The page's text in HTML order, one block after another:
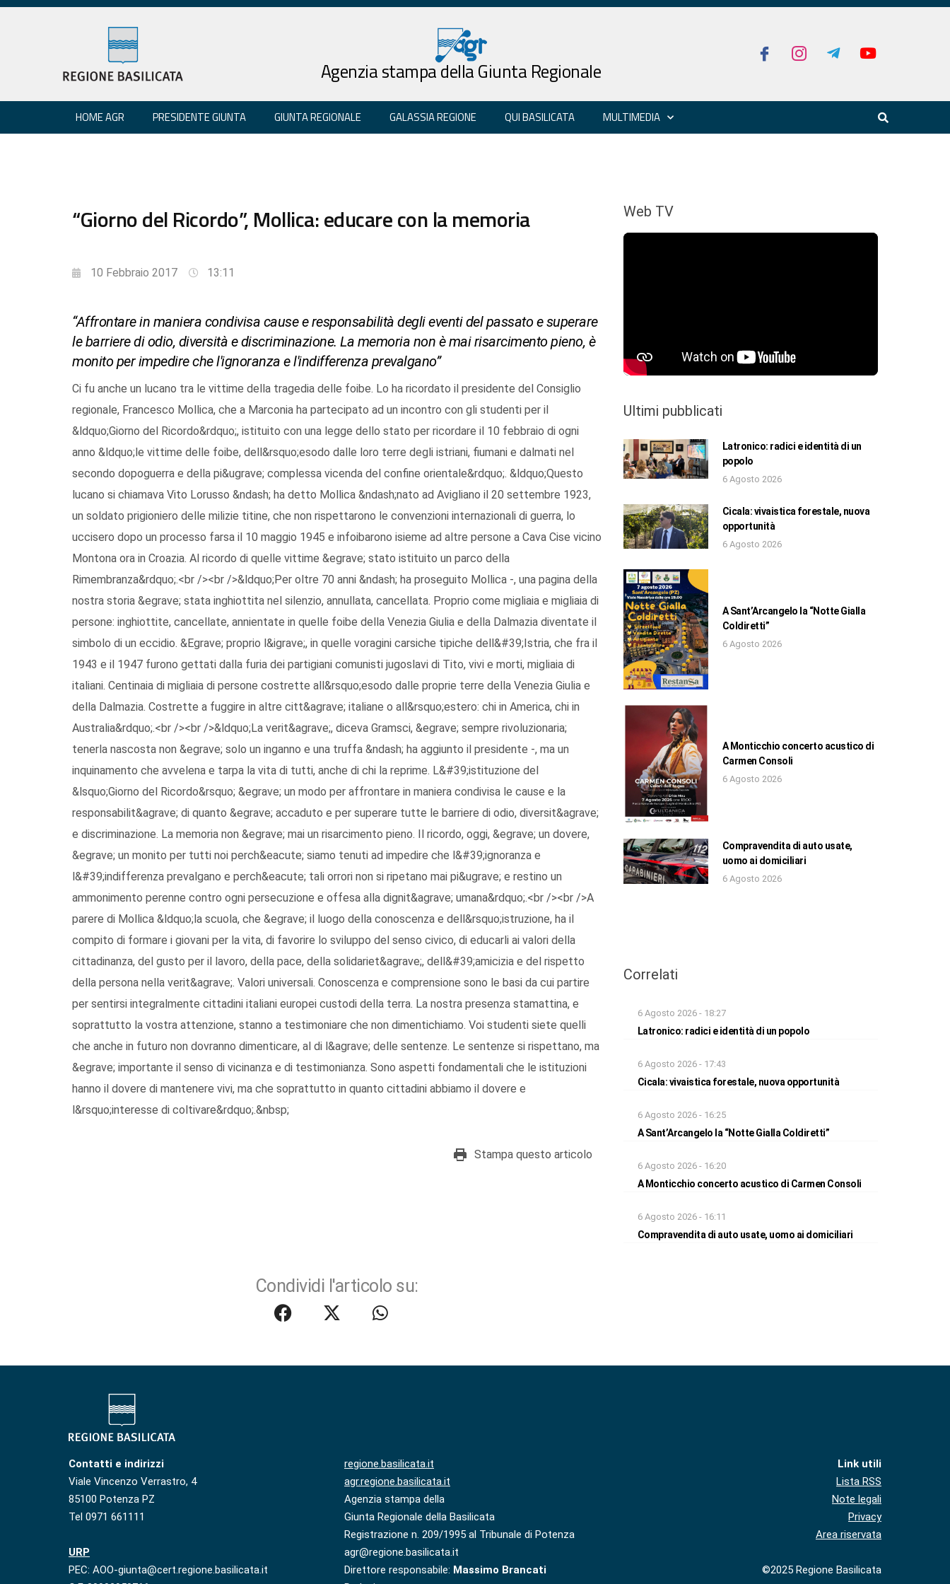
Agenzia stampa della Giunta Regionale
HOME AGR PRESIDENTE GIUNTA GIUNTA REGIONALE GALASSIA REGIONE QUI BASILICATA MULTIMEDIA
“Giorno del Ricordo”, Mollica: educare con la memoria
10 Febbraio 2017 13:11
“Affrontare in maniera condivisa cause e responsabilità degli eventi del passato e superare
le barriere di odio, diversità e discriminazione. La memoria non è mai risarcimento pieno, è
monito per impedire che l'ignoranza e l'indifferenza prevalgano”
Ci fu anche un lucano tra le vittime della tragedia delle foibe. Lo ha ricordato il presidente del Consiglio
regionale, Francesco Mollica, che a Marconia ha partecipato ad un incontro con gli studenti per il
&ldquo;Giorno del Ricordo&rdquo;, istituito con una legge dello stato per ricordare il 10 febbraio di ogni
anno &ldquo;le vittime delle foibe, dell&rsquo;esodo dalle loro terre degli istriani, fiumani e dalmati nel
secondo dopoguerra e della pi&ugrave; complessa vicenda del confine orientale&rdquo;. &ldquo;Questo
lucano si chiamava Vito Lorusso &ndash; ha detto Mollica &ndash;nato ad Avigliano il 20 settembre 1923,
un soldato prigioniero delle milizie titine, che non rispettarono le convenzioni internazionali di guerra, lo
uccisero dopo un processo farsa il 10 maggio 1945 e infoibarono isieme ad altre persone a Cava Cise vicino
Montona ora in Croazia. Al ricordo di quelle vittime &egrave; stato istituito un parco della
Rimembranza&rdquo;.<br /><br />&ldquo;Per oltre 70 anni &ndash; ha proseguito Mollica -, una pagina della
nostra storia &egrave; stata inghiottita nel silenzio, annullata, cancellata. Proprio come migliaia e migliaia di
persone: inghiottite, cancellate, annientate in quelle foibe della Venezia Giulia e della Dalmazia diventate il
simbolo di un eccidio. &Egrave; proprio l&igrave;, in quelle voragini carsiche tipiche dell&#39;Istria, che fra il
1943 e il 1947 furono gettati dalla furia dei partigiani comunisti jugoslavi di Tito, vivi e morti, migliaia di
italiani. Centinaia di migliaia di persone costrette all&rsquo;esodo dalle proprie terre della Venezia Giulia e
della Dalmazia. Costrette a fuggire in altre citt&agrave; italiane o all&rsquo;estero: chi in America, chi in
Australia&rdquo;.<br /><br />&ldquo;La verit&agrave;, diceva Gramsci, &egrave; sempre rivoluzionaria;
tenerla nascosta non &egrave; solo un inganno e una truffa &ndash; ha aggiunto il presidente -, ma un
inquinamento che avvelena e tarpa la vita di tutti, anche di chi la reprime. L&#39;istituzione del
&lsquo;Giorno del Ricordo&rsquo; &egrave; un modo per affrontare in maniera condivisa le cause e la
responsabilit&agrave; di quanto &egrave; accaduto e per superare tutte le barriere di odio, diversit&agrave;
e discriminazione. La memoria non &egrave; mai un risarcimento pieno. Il ricordo, oggi, &egrave; un dovere,
&egrave; un monito per tutti noi perch&eacute; siamo tenuti ad impedire che l&#39;ignoranza e
l&#39;indifferenza prevalgano e perch&eacute; tali orrori non si ripetano mai pi&ugrave; e restino un
ammonimento perenne contro ogni persecuzione e offesa alla dignit&agrave; umana&rdquo;.<br /><br />A
parere di Mollica &ldquo;la scuola, che &egrave; il luogo della conoscenza e dell&rsquo;istruzione, ha il
compito di formare i giovani per la vita, di favorire lo sviluppo del senso civico, di educarli ai valori della
cittadinanza, del gusto per il lavoro, della pace, della solidariet&agrave;, dell&#39;amicizia e del rispetto
della persona nella verit&agrave;. Valori universali. Conoscenza e comprensione sono le basi da cui partire
per sentirsi integralmente cittadini italiani europei custodi della terra. La nostra presenza stamattina, e
soprattutto la vostra attenzione, stanno a testimoniare che non dimentichiamo. Voi studenti siete quelli
che anche in futuro non dovranno dimenticare, al di l&agrave; delle sentenze. Le sentenze si rispettano, ma
&egrave; importante il senso di vicinanza e di testimonianza. Sono aspetti fondamentali che le istituzioni
hanno il dovere di mantenere vivi, ma che soprattutto in quanto cittadini abbiamo il dovere e
l&rsquo;interesse di coltivare&rdquo;.&nbsp;
Stampa questo articolo
Condividi l'articolo su:
Web TV
Ultimi pubblicati
Latronico: radici e identità di un
popolo
6 Agosto 2026
Cicala: vivaistica forestale, nuova
opportunità
6 Agosto 2026
A Sant’Arcangelo la “Notte Gialla
Coldiretti”
6 Agosto 2026
A Monticchio concerto acustico di
Carmen Consoli
6 Agosto 2026
Compravendita di auto usate,
uomo ai domiciliari
6 Agosto 2026
Correlati
6 Agosto 2026 - 18:27
Latronico: radici e identità di un popolo
6 Agosto 2026 - 17:43
Cicala: vivaistica forestale, nuova opportunità
6 Agosto 2026 - 16:25
A Sant’Arcangelo la “Notte Gialla Coldiretti”
6 Agosto 2026 - 16:20
A Monticchio concerto acustico di Carmen Consoli
6 Agosto 2026 - 16:11
Compravendita di auto usate, uomo ai domiciliari
Contatti e indirizzi
Viale Vincenzo Verrastro, 4
85100 Potenza PZ
Tel 0971 661111
URP
PEC: AOO-giunta@cert.regione.basilicata.it
regione.basilicata.it
agr.regione.basilicata.it
Agenzia stampa della
Giunta Regionale della Basilicata
Registrazione n. 209/1995 al Tribunale di Potenza
agr@regione.basilicata.it
Direttore responsabile: Massimo Brancati
Link utili
Lista RSS
Note legali
Privacy
Area riservata
©2025 Regione Basilicata